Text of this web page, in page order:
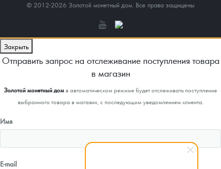
© 2012-2026 Золотой монетный дом. Все права защищены
Закрыть
Отправить запрос на отслеживание поступления товара
в магазин
Золотой монетный домв автоматическом режиме будет отслеживать поступление
выбранного товара в магазин, с последующим уведомлением клиента.
Имя
E-mail